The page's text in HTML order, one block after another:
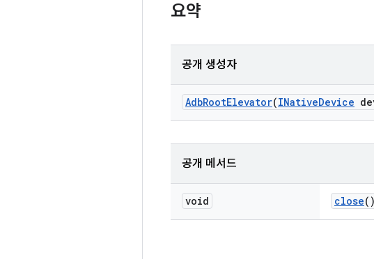
요약
공개 생성자
AdbRootElevator(INativeDevice
공개 메서드
void close()